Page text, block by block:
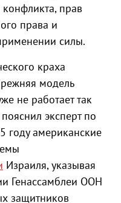
прав
права и
силы.
краха
модель
не работает так
эксперт по
году американские
Израиля, указывая
Генассамблеи ООН
защитников